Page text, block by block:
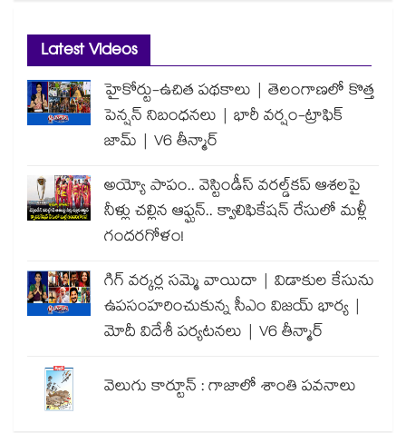
Latest Videos
హైకోర్టు-ఉచిత పథకాలు | తెలంగాణలో కొత్త
పెన్షన్ నిబంధనలు | భారీ వర్షం-ట్రాఫిక్
జామ్ | V6 తీన్మార్
అయ్యో పాపం.. వెస్టిండీస్ వరల్డ్‌కప్ ఆశలపై
నీళ్లు చల్లిన ఆఫ్ఘన్.. క్వాలిఫికేషన్ రేసులో మళ్లీ
గందరగోళం!
గిగ్ వర్కర్ల సమ్మె వాయిదా | విడాకుల కేసును
ఉపసంహరించుకున్న సీఎం విజయ్ భార్య |
మోదీ విదేశీ పర్యటనలు | V6 తీన్మార్
వెలుగు కార్టూన్ : గాజాలో శాంతి పవనాలు